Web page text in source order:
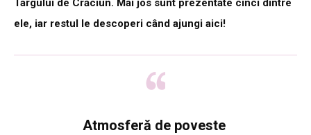
Târgului de Crăciun. Mai jos sunt prezentate cinci dintre
ele, iar restul le descoperi când ajungi aici!
Atmosferă de poveste